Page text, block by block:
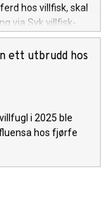
hos villfisk, skal
via Syk villfisk-
ett utbrudd hos
i 2025 ble
hos fjørfe